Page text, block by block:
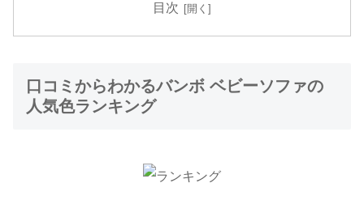
目次
口コミからわかるバンボ ベビーソファの
人気色ランキング